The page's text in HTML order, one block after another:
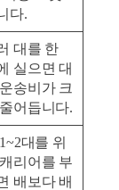
다.
대를 한
실으면 대
송비가 크
어듭니다.
대를 위
리어를 부
배보다 배